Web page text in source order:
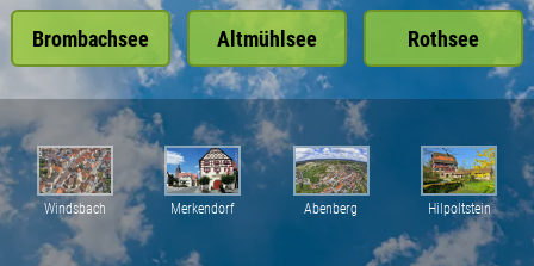
Hilpoltstein
Abenberg
Merkendorf
Windsbach
Rothsee
Altmühlsee
Brombachsee